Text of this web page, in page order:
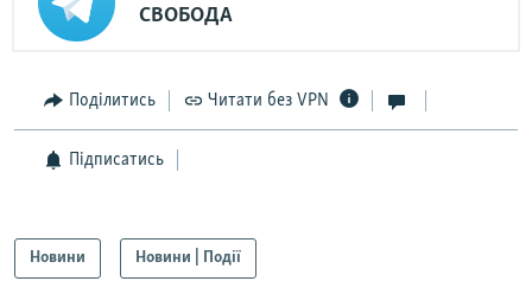
СВОБОДА
Поділитись Читати без VPN
Підписатись
Новини Новини | Події